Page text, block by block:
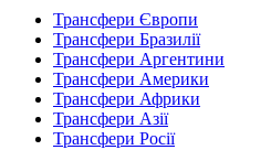
Трансфери Європи
Трансфери Бразилії
Трансфери Аргентини
Трансфери Америки
Трансфери Африки
Трансфери Азії
Трансфери Росії